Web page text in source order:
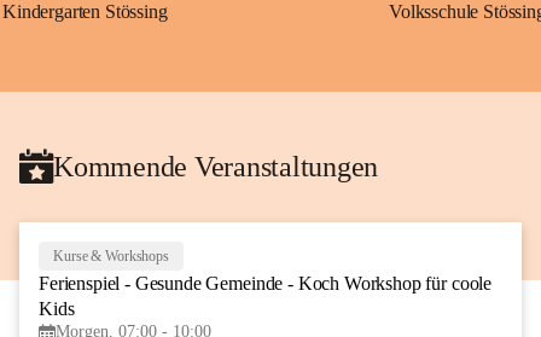
Kindergarten Stössing Volksschule
Kommende Veranstaltungen
AUG
Kurse & Workshops
Ferienspiel - Gesunde Gemeinde - Koch Workshop für coole
Kids
Morgen, 07:00 - 10:00